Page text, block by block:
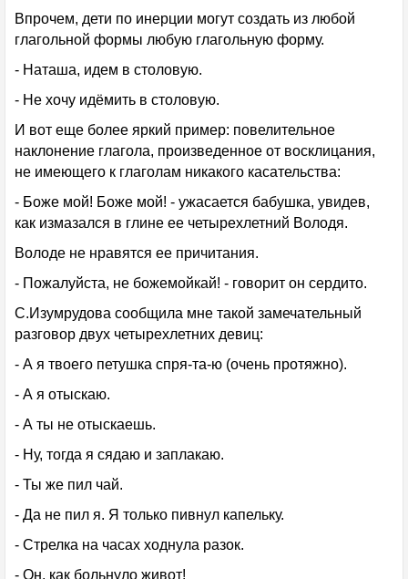
Впрочем, дети по инерции могут создать из любой
глагольной формы любую глагольную форму.
- Наташа, идем в столовую.
- Не хочу идёмить в столовую.
И вот еще более яркий пример: повелительное
наклонение глагола, произведенное от восклицания,
не имеющего к глаголам никакого касательства:
- Боже мой! Боже мой! - ужасается бабушка, увидев,
как измазался в глине ее четырехлетний Володя.
Володе не нравятся ее причитания.
- Пожалуйста, не божемойкай! - говорит он сердито.
С.Изумрудова сообщила мне такой замечательный
разговор двух четырехлетних девиц:
- А я твоего петушка спря-та-ю (очень протяжно).
- А я отыскаю.
- А ты не отыскаешь.
- Ну, тогда я сядаю и заплакаю.
- Ты же пил чай.
- Да не пил я. Я только пивнул капельку.
- Стрелка на часах ходнула разок.
- Он, как больнуло живот!